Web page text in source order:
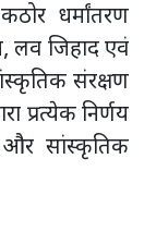
धर्मांतरण
लव जिहाद एवं
संरक्षण
प्रत्येक निर्णय
और सांस्कृतिक